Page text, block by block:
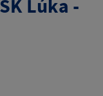
Lúka -